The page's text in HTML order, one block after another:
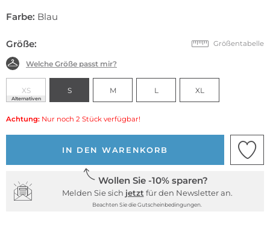
Farbe: Blau
Größe: Größentabelle
Welche Größe passt mir?
XS
Alternativen
S M L XL
Achtung: Nur noch 2 Stück verfügbar!
IN DEN WARENKORB
Wollen Sie -10% sparen?
Melden Sie sich jetzt für den Newsletter an.
Beachten Sie die Gutscheinbedingungen.